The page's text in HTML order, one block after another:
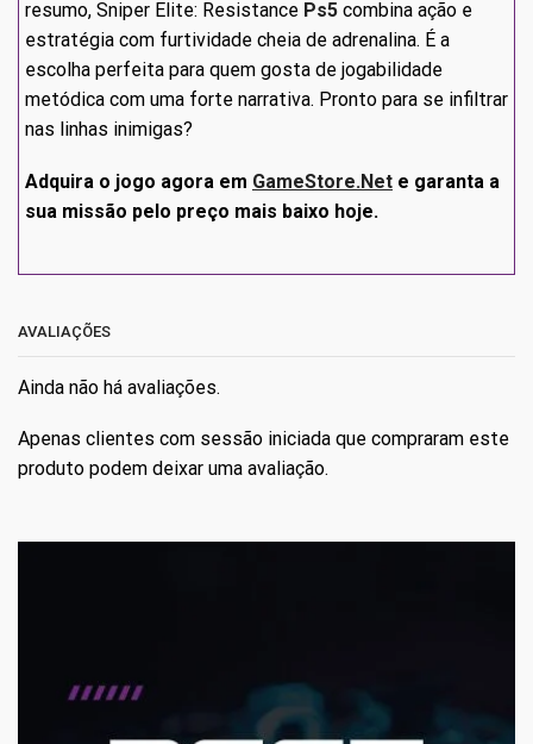
resumo, Sniper Elite: Resistance Ps5 combina ação e
estratégia com furtividade cheia de adrenalina. É a
escolha perfeita para quem gosta de jogabilidade
metódica com uma forte narrativa. Pronto para se infiltrar
nas linhas inimigas?
Adquira o jogo agora em GameStore.Net e garanta a
sua missão pelo preço mais baixo hoje.
AVALIAÇÕES
Ainda não há avaliações.
Apenas clientes com sessão iniciada que compraram este
produto podem deixar uma avaliação.